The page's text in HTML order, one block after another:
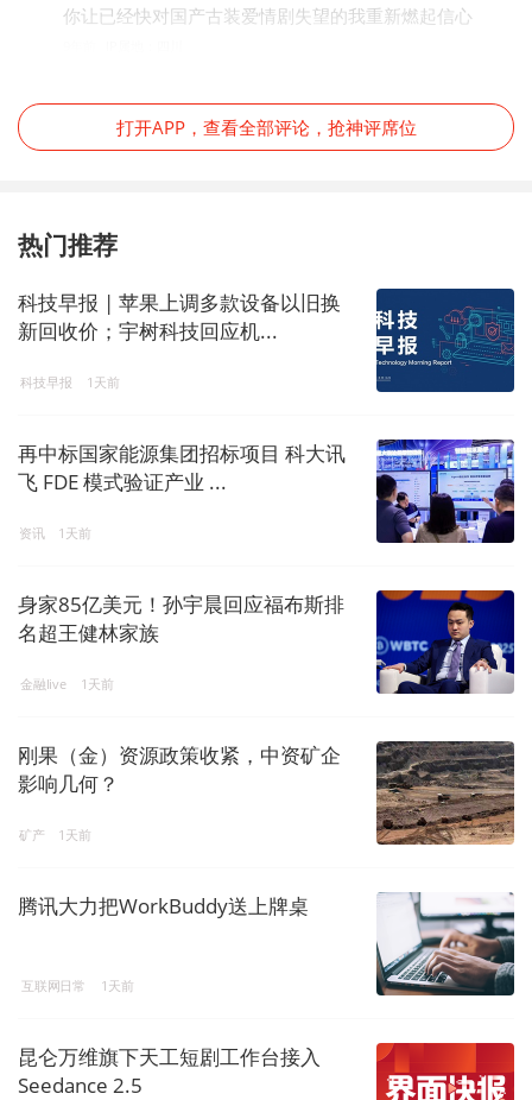
你让已经快对国产古装爱情剧失望的我重新燃起信心
打开APP，查看全部评论，抢神评席位
热门推荐
科技早报 | 苹果上调多款设备以旧换
新回收价；宇树科技回应机...
科技早报 1天前
再中标国家能源集团招标项目 科大讯
飞 FDE 模式验证产业 ...
资讯 1天前
身家85亿美元！孙宇晨回应福布斯排
名超王健林家族
金融live 1天前
刚果（金）资源政策收紧，中资矿企
影响几何？
矿产 1天前
腾讯大力把WorkBuddy送上牌桌
互联网日常 1天前
昆仑万维旗下天工短剧工作台接入
Seedance 2.5